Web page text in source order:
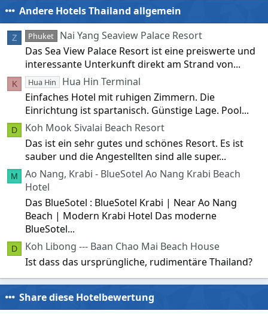
Andere Hotels Thailand allgemein
Z Phuket
Nai Yang Seaview Palace Resort
Das Sea View Palace Resort ist eine preiswerte und
interessante Unterkunft direkt am Strand von...
K Hua Hin
Hua Hin Terminal
Einfaches Hotel mit ruhigen Zimmern. Die
Einrichtung ist spartanisch. Günstige Lage. Pool...
D
Koh Mook Sivalai Beach Resort
Das ist ein sehr gutes und schönes Resort. Es ist
sauber und die Angestellten sind alle super...
M
Ao Nang, Krabi - BlueSotel Ao Nang Krabi Beach
Hotel
Das BlueSotel : BlueSotel Krabi | Near Ao Nang
Beach | Modern Krabi Hotel Das moderne
BlueSotel...
D
Koh Libong --- Baan Chao Mai Beach House
Ist dass das ursprüngliche, rudimentäre Thailand?
Share diese Hotelbewertung